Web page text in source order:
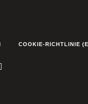
COOKIE-RICHTLINIE